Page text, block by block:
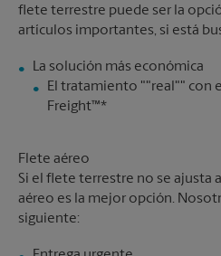
flete terrestre puede ser la
artículos importantes, si está
El tratamiento ""real"" con
Freight™*
Flete aéreo
Si el flete terrestre no se ajusta
aéreo es la mejor opción.
siguiente: